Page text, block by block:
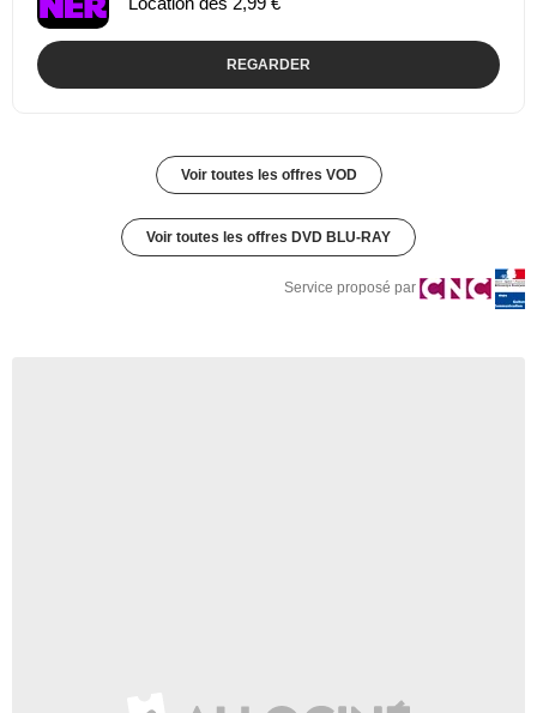
REGARDER
Voir toutes les offres VOD
Voir toutes les offres DVD BLU-RAY
Service proposé par